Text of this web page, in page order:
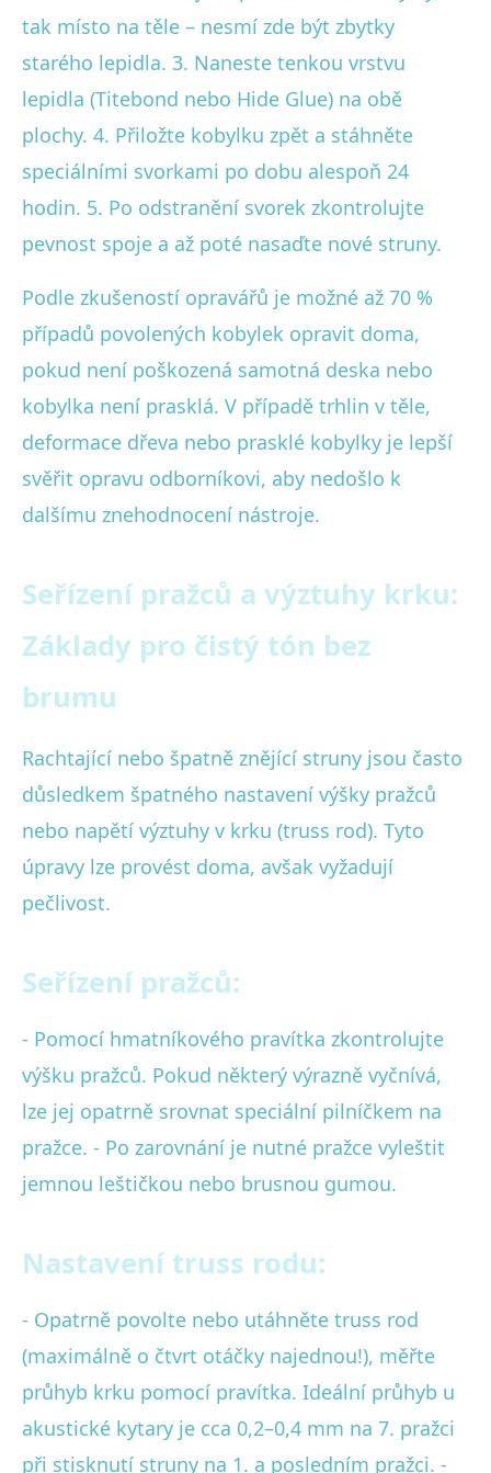
tak místo na těle – nesmí zde být zbytky
starého lepidla. 3. Naneste tenkou vrstvu
lepidla (Titebond nebo Hide Glue) na obě
plochy. 4. Přiložte kobylku zpět a stáhněte
speciálními svorkami po dobu alespoň 24
hodin. 5. Po odstranění svorek zkontrolujte
pevnost spoje a až poté nasaďte nové struny.
Podle zkušeností opravářů je možné až 70 %
případů povolených kobylek opravit doma,
pokud není poškozená samotná deska nebo
kobylka není prasklá. V případě trhlin v těle,
deformace dřeva nebo prasklé kobylky je lepší
svěřit opravu odborníkovi, aby nedošlo k
dalšímu znehodnocení nástroje.
Seřízení pražců a výztuhy krku:
Základy pro čistý tón bez
brumu
Rachtající nebo špatně znějící struny jsou často
důsledkem špatného nastavení výšky pražců
nebo napětí výztuhy v krku (truss rod). Tyto
úpravy lze provést doma, avšak vyžadují
pečlivost.
Seřízení pražců:
- Pomocí hmatníkového pravítka zkontrolujte
výšku pražců. Pokud některý výrazně vyčnívá,
lze jej opatrně srovnat speciální pilníčkem na
pražce. - Po zarovnání je nutné pražce vyleštit
jemnou leštičkou nebo brusnou gumou.
Nastavení truss rodu:
- Opatrně povolte nebo utáhněte truss rod
(maximálně o čtvrt otáčky najednou!), měřte
průhyb krku pomocí pravítka. Ideální průhyb u
akustické kytary je cca 0,2–0,4 mm na 7. pražci
při stisknutí struny na 1. a posledním pražci. -